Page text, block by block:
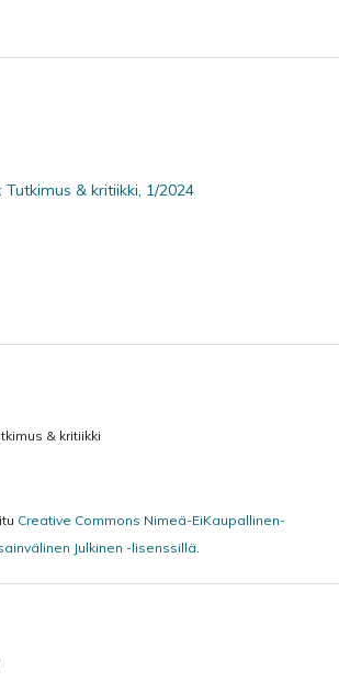
Tutkimus & kritiikki, 1/2024
& kritiikki
Creative Commons Nimeä-EiKaupallinen-
Julkinen -lisenssillä.